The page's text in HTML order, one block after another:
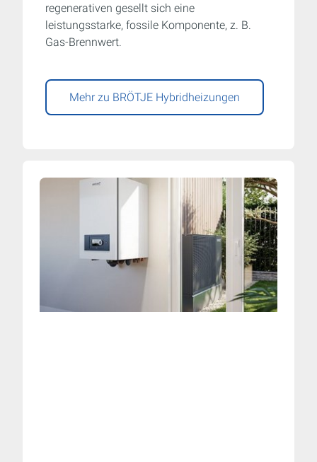
regenerativen gesellt sich eine
leistungsstarke, fossile Komponente, z. B.
Gas-Brennwert.
Mehr zu BRÖTJE Hybridheizungen